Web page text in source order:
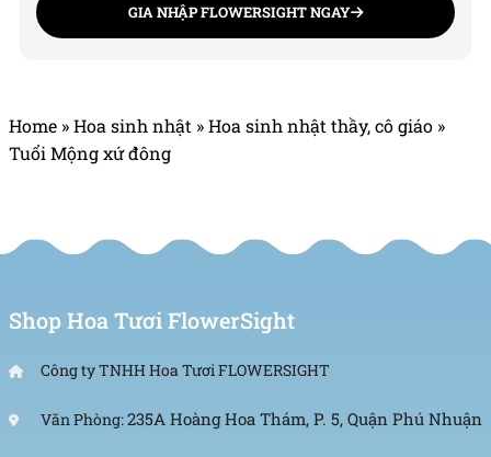
GIA NHẬP FLOWERSIGHT NGAY
Home »Hoa sinh nhật »Hoa sinh nhật thầy, cô giáo »
Tuổi Mộng xứ đông
Shop Hoa Tươi FlowerSight
Công ty TNHH Hoa Tươi FLOWERSIGHT
Văn Phòng:235A Hoàng Hoa Thám, P. 5, Quận Phú Nhuận